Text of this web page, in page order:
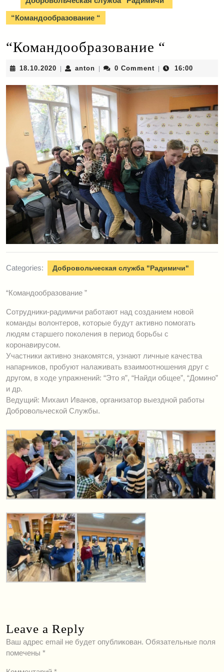
“Командообразование “
“Командообразование “
18.10.2020 18.10.2020
anton anton0 Comment 16:00
Categories: Добровольческая служба "Радимичи"
“Командообразование ”
Сотрудники-радимичи работают над созданием новой
команды волонтеров, которые будут активно помогать
людям старшего поколения в период борьбы с
коронавирусом.
Участники активно знакомятся, узнают личные качества
напарников, пробуют налаживать взаимоотношения друг с
другом, в ходе упражнений: “Это я”, “Найди общее”, “Домино”
и др.
Ведущий: Михаил Иванов, организатор выездной работы
Добровольческой Службы.
Leave a Reply
Ваш адрес email не будет опубликован. Обязательные поля
помечены *